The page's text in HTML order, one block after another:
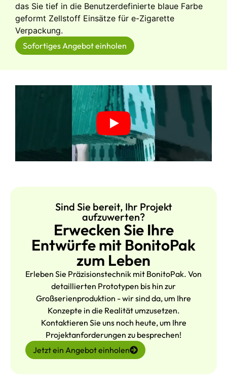
das Sie tief in die Benutzerdefinierte blaue Farbe
geformt Zellstoff Einsätze für e-Zigarette
Verpackung.
Sofortiges Angebot einholen
Sind Sie bereit, Ihr Projekt
aufzuwerten?
Erwecken Sie Ihre
Entwürfe mit BonitoPak
zum Leben
Erleben Sie Präzisionstechnik mit BonitoPak. Von
detaillierten Prototypen bis hin zur
Großserienproduktion - wir sind da, um Ihre
Konzepte in die Realität umzusetzen.
Kontaktieren Sie uns noch heute, um Ihre
Projektanforderungen zu besprechen!
Jetzt ein Angebot einholen